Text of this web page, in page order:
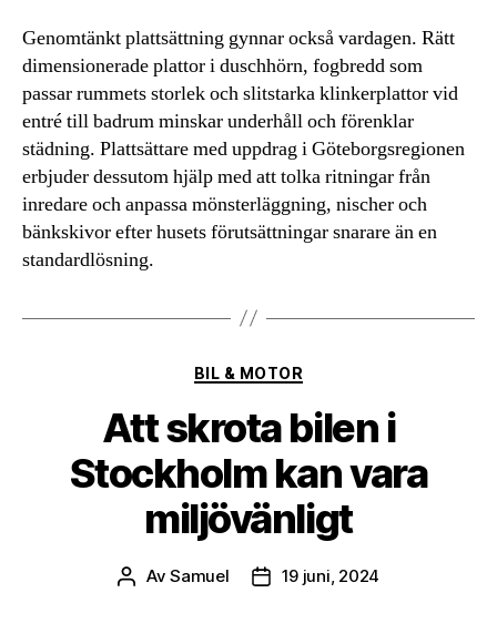
Genomtänkt plattsättning gynnar också vardagen. Rätt
dimensionerade plattor i duschhörn, fogbredd som
passar rummets storlek och slitstarka klinkerplattor vid
entré till badrum minskar underhåll och förenklar
städning. Plattsättare med uppdrag i Göteborgsregionen
erbjuder dessutom hjälp med att tolka ritningar från
inredare och anpassa mönsterläggning, nischer och
bänkskivor efter husets förutsättningar snarare än en
standardlösning.
Kategorier
BIL & MOTOR
Att skrota bilen i
Stockholm kan vara
miljövänligt
Inläggsförfattare
AvSamuel Inläggsdatum
19 juni, 2024